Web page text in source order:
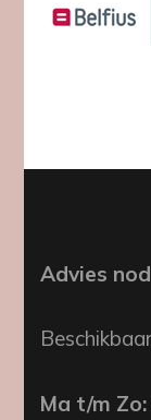
Advies
Ma t/m Zo: